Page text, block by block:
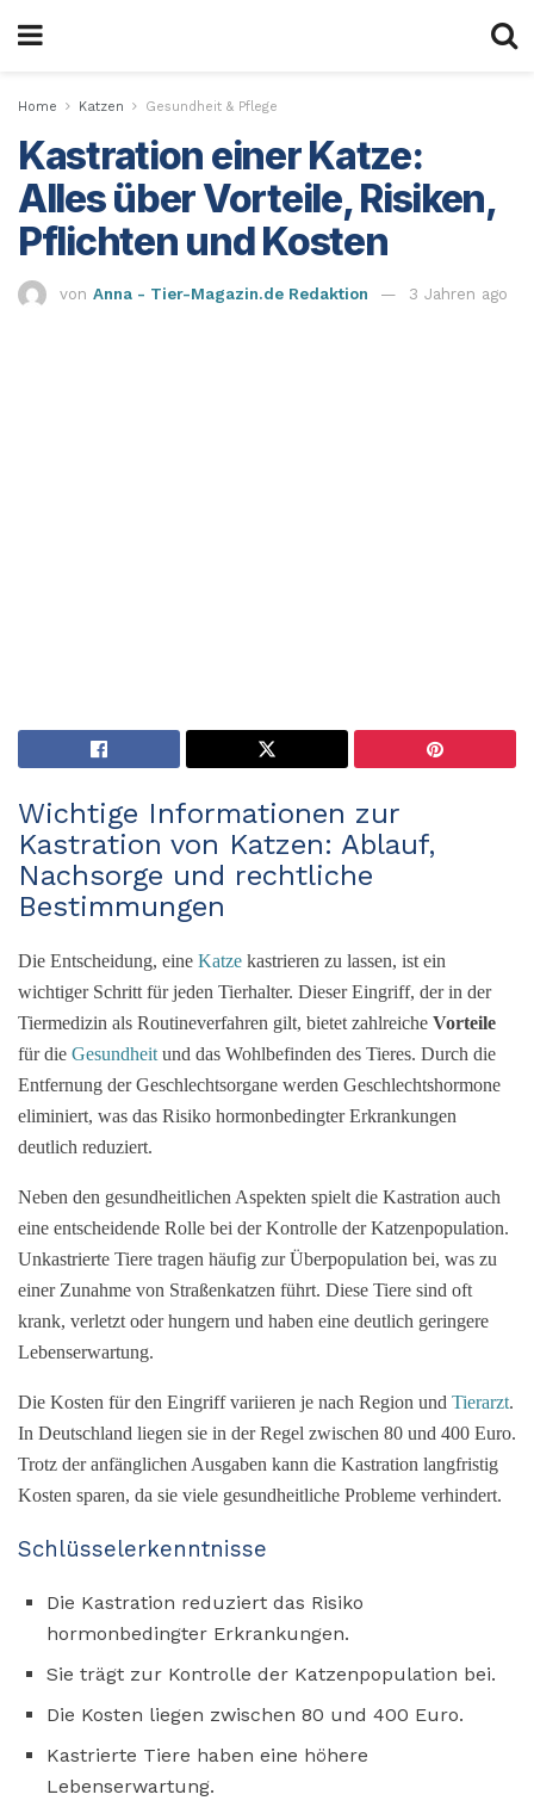
Home Katzen Gesundheit & Pflege
Kastration einer Katze:
Alles über Vorteile, Risiken,
Pflichten und Kosten
von Anna - Tier-Magazin.de Redaktion 3 Jahren ago
Wichtige Informationen zur
Kastration von Katzen: Ablauf,
Nachsorge und rechtliche
Bestimmungen
Die Entscheidung, eine Katze kastrieren zu lassen, ist ein
wichtiger Schritt für jeden Tierhalter. Dieser Eingriff, der in der
Tiermedizin als Routineverfahren gilt, bietet zahlreiche Vorteile
für die Gesundheit und das Wohlbefinden des Tieres. Durch die
Entfernung der Geschlechtsorgane werden Geschlechtshormone
eliminiert, was das Risiko hormonbedingter Erkrankungen
deutlich reduziert.
Neben den gesundheitlichen Aspekten spielt die Kastration auch
eine entscheidende Rolle bei der Kontrolle der Katzenpopulation.
Unkastrierte Tiere tragen häufig zur Überpopulation bei, was zu
einer Zunahme von Straßenkatzen führt. Diese Tiere sind oft
krank, verletzt oder hungern und haben eine deutlich geringere
Lebenserwartung.
Die Kosten für den Eingriff variieren je nach Region und Tierarzt.
In Deutschland liegen sie in der Regel zwischen 80 und 400 Euro.
Trotz der anfänglichen Ausgaben kann die Kastration langfristig
Kosten sparen, da sie viele gesundheitliche Probleme verhindert.
Schlüsselerkenntnisse
Die Kastration reduziert das Risiko
hormonbedingter Erkrankungen.
Sie trägt zur Kontrolle der Katzenpopulation bei.
Die Kosten liegen zwischen 80 und 400 Euro.
Kastrierte Tiere haben eine höhere
Lebenserwartung.